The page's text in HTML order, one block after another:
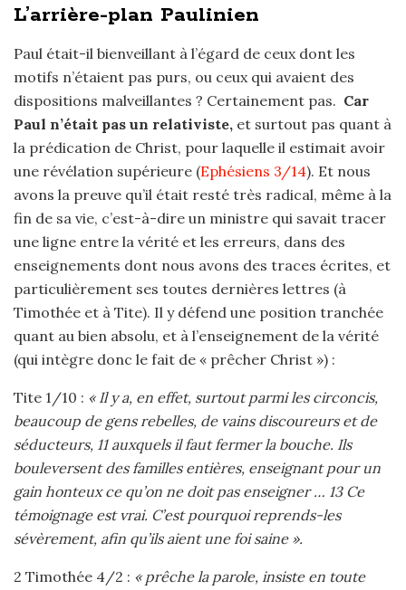
L’arrière-plan Paulinien
Paul était-il bienveillant à l’égard de ceux dont les
motifs n’étaient pas purs, ou ceux qui avaient des
dispositions malveillantes ? Certainement pas. Car
Paul n’était pas un relativiste, et surtout pas quant à
la prédication de Christ, pour laquelle il estimait avoir
une révélation supérieure (Ephésiens 3/14). Et nous
avons la preuve qu’il était resté très radical, même à la
fin de sa vie, c’est-à-dire un ministre qui savait tracer
une ligne entre la vérité et les erreurs, dans des
enseignements dont nous avons des traces écrites, et
particulièrement ses toutes dernières lettres (à
Timothée et à Tite). Il y défend une position tranchée
quant au bien absolu, et à l’enseignement de la vérité
(qui intègre donc le fait de « prêcher Christ ») :
Tite 1/10 : « Il y a, en effet, surtout parmi les circoncis,
beaucoup de gens rebelles, de vains discoureurs et de
séducteurs, 11 auxquels il faut fermer la bouche. Ils
bouleversent des familles entières, enseignant pour un
gain honteux ce qu’on ne doit pas enseigner … 13 Ce
témoignage est vrai. C’est pourquoi reprends-les
sévèrement, afin qu’ils aient une foi saine ».
2 Timothée 4/2 : « prêche la parole, insiste en toute